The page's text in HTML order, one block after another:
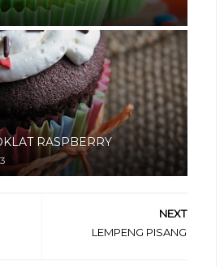
RASPBERRY
NEXT
LEMPENG PISANG